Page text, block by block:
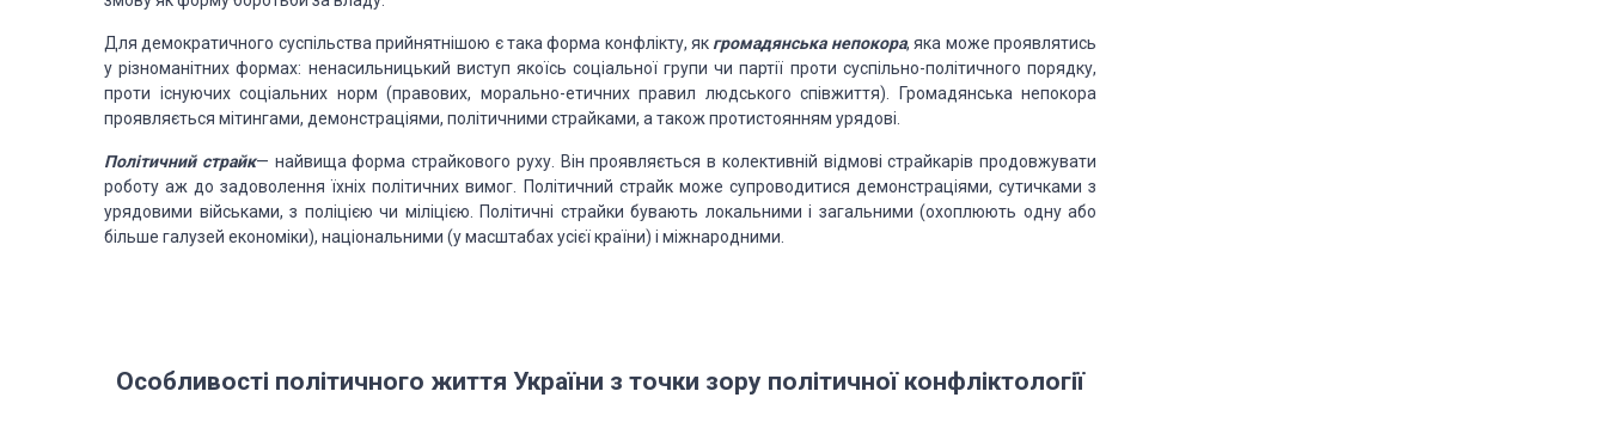
Для демократичного суспільства прийнятнішою є така форма конфлікту, як громадянська непокора, яка може проявлятись
у різноманітних формах: ненасильницький виступ якоїсь соціальної групи чи партії проти суспільно-політичного порядку,
проти існуючих соціальних норм (правових, морально-етичних правил людського співжиття). Громадянська непокора
проявляється мітингами, демонстраціями, політичними страйками, а також протистоянням урядові.
Політичний страйк— найвища форма страйкового руху. Він проявляється в колективній відмові страйкарів продовжувати
роботу аж до задоволення їхніх політичних вимог. Політичний страйк може супроводитися демонстраціями, сутичками з
урядовими військами, з поліцією чи міліцією. Політичні страйки бувають локальними і загальними (охоплюють одну або
більше галузей економіки), національними (у масштабах усієї країни) і міжнародними.
Особливості політичного життя України з точки зору політичної конфліктології